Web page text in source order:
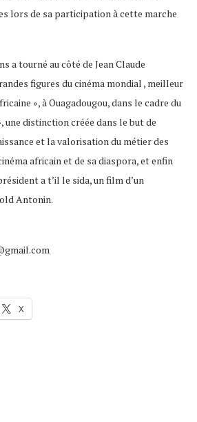
lors de sa participation à cette marche
a tourné au côté de Jean Claude
figures du cinéma mondial , meilleur
», à Ouagadougou, dans le cadre du
une distinction créée dans le but de
et la valorisation du métier des
africain et de sa diaspora, et enfin
a t’il le sida, un film d’un
Antonin.
X